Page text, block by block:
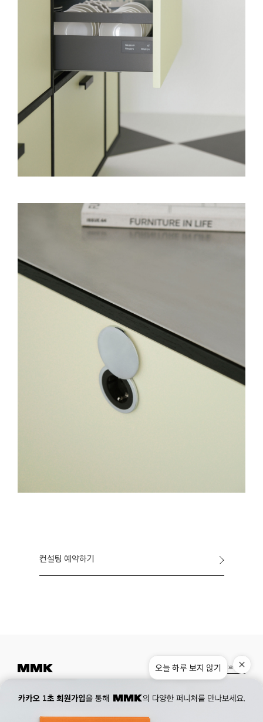
컨설팅 예약하기
Museum. 02. 777. 5887 Office.02. 777. 5778
177, Duteopbawi-ro, Yongsan-gu, Seoul, Korea
Official : hello@mmk-seoul.com
Instagram Pinterest
오늘 하루 보지 않기